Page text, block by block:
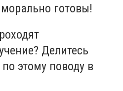
готовы!
Делитесь
этому поводу в